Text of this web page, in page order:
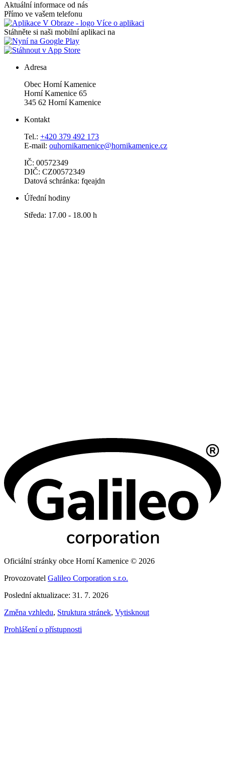
Aktuální informace od nás
Přímo ve vašem telefonu
Více o aplikaci
Stáhněte si naši mobilní aplikaci na
Adresa
Obec Horní Kamenice
Horní Kamenice 65
345 62 Horní Kamenice
Kontakt
Tel.: +420 379 492 173
E-mail: ouhornikamenice@hornikamenice.cz
IČ: 00572349
DIČ: CZ00572349
Datová schránka: fqeajdn
Úřední hodiny
Středa: 17.00 - 18.00 h
Oficiální stránky obce Horní Kamenice © 2026
Provozovatel Galileo Corporation s.r.o.
Poslední aktualizace: 31. 7. 2026
Změna vzhledu, Struktura stránek, Vytisknout
Prohlášení o přístupnosti